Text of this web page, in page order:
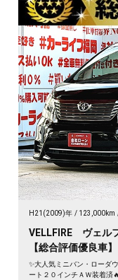
H21(2009)年 123,000km
VELLFIRE ヴェル
【総合評価優良車
✨大人気ミニバン・ローダ
ート２０インチＡＷ装着済